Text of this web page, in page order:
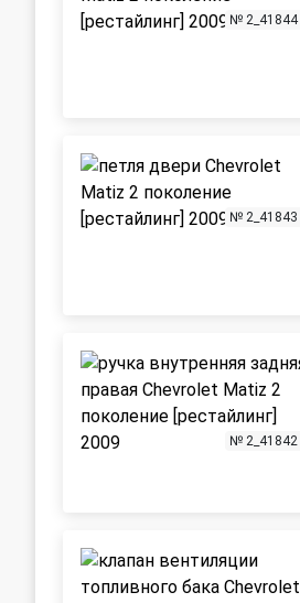
№ 2_41844
№ 2_41843
№ 2_41842